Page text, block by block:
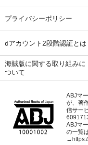
プライバシーポリシー
dアカウント2段階認証とは
海賊版に関する取り組みに
ついて
ABJマ
が、著
信サー
ABJマ
の一覧
→